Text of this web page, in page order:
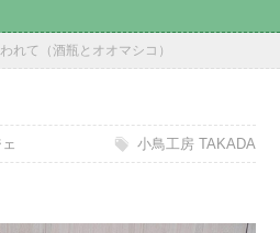
れて（酒瓶とオオマシコ）
小鳥工房 TAKADA